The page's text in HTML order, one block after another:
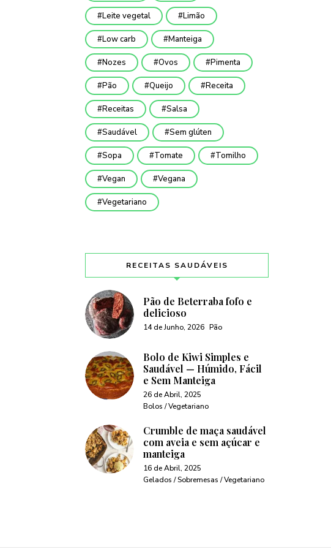
Leite vegetal Limão
Low carb Manteiga
Nozes Ovos Pimenta
Pão Queijo Receita
Receitas Salsa
Saudável Sem glúten
Sopa Tomate Tomilho
Vegan Vegana
Vegetariano
RECEITAS SAUDÁVEIS
Pão de Beterraba fofo e
delicioso
14 de Junho, 2026 Pão
Bolo de Kiwi Simples e
Saudável — Húmido, Fácil
e Sem Manteiga
26 de Abril, 2025
Bolos / Vegetariano
Crumble de maça saudável
com aveia e sem açúcar e
manteiga
16 de Abril, 2025
Gelados / Sobremesas / Vegetariano